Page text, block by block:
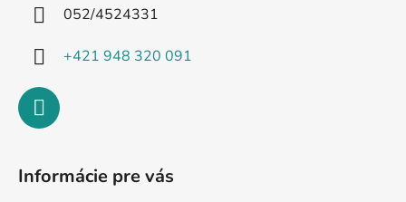
052/4524331
+421 948 320 091
Informácie pre vás